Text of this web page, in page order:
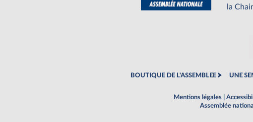
la
BOUTIQUE DE L'ASSEMBLEE UNE
Mentions légales
Assemblée